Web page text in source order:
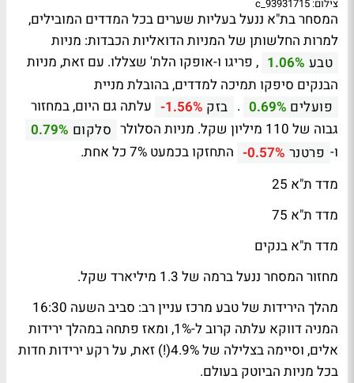
צילום: 93931715_c
המסחר בת"א ננעל בעליות שערים בכל המדדים המובילים,
למרות החלשותן של המניות הדואליות הכבדות: מניות
טבע 1.06% , פריגו ו-אופקו הלת' שצללו. עם זאת, מניות
הבנקים סיפקו תמיכה למדדים, בהובלת מניית
פועלים 0.69%
. בזק -1.56% עלתה גם היום, במחזור
גבוה של 110 מיליון שקל. מניות הסלולר
סלקום 0.79%
ו- פרטנר -0.57% התחזקו בכמעט 7% כל אחת.
מדד ת"א 25
מדד ת"א 75
מדד ת"א בנקים
מחזור המסחר ננעל ברמה של 1.3 מיליארד שקל.
מהלך הירידות של טבע מרכז עניין רב: סביב השעה 16:30
המניה דווקא עלתה קרוב ל-1%, ומאז פתחה במהלך ירידות
אלים, וסיימה בצלילה של 4.9%(!) זאת, על רקע ירידות חדות
בכל מניות הביוטק בעולם.